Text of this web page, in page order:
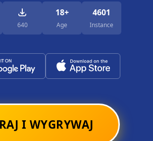
640
18+
Age
4601
Instance
I WYGRYWAJ